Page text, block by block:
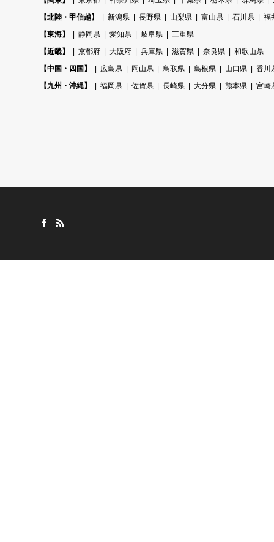
【北陸・甲信越】
新潟県 長野県 山梨県 富山県 石川県
福
【東海】
静岡県 愛知県 岐阜県
三重県
【近畿】
京都府 大阪府 兵庫県 滋賀県 奈良県
和歌山県
【中国・四国】
広島県 岡山県 鳥取県 島根県 山口県
香川
【九州・沖縄】
福岡県 佐賀県 長崎県 大分県 熊本県 宮崎